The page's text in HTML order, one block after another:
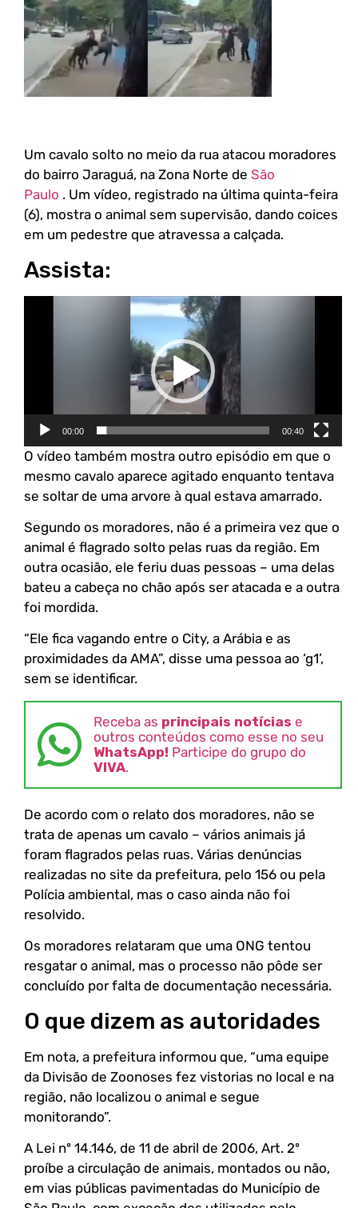
Um cavalo solto no meio da rua atacou moradores
do bairro Jaraguá, na Zona Norte de São
Paulo . Um vídeo, registrado na última quinta-feira
(6), mostra o animal sem supervisão, dando coices
em um pedestre que atravessa a calçada.
Assista:
00:00 00:40
O vídeo também mostra outro episódio em que o
mesmo cavalo aparece agitado enquanto tentava
se soltar de uma arvore à qual estava amarrado.
Segundo os moradores, não é a primeira vez que o
animal é flagrado solto pelas ruas da região. Em
outra ocasião, ele feriu duas pessoas – uma delas
bateu a cabeça no chão após ser atacada e a outra
foi mordida.
“Ele fica vagando entre o City, a Arábia e as
proximidades da AMA”, disse uma pessoa ao ‘g1’,
sem se identificar.
Receba as principais notícias e
outros conteúdos como esse no seu
WhatsApp! Participe do grupo do
VIVA.
De acordo com o relato dos moradores, não se
trata de apenas um cavalo – vários animais já
foram flagrados pelas ruas. Várias denúncias
realizadas no site da prefeitura, pelo 156 ou pela
Polícia ambiental, mas o caso ainda não foi
resolvido.
Os moradores relataram que uma ONG tentou
resgatar o animal, mas o processo não pôde ser
concluído por falta de documentação necessária.
O que dizem as autoridades
Em nota, a prefeitura informou que, “uma equipe
da Divisão de Zoonoses fez vistorias no local e na
região, não localizou o animal e segue
monitorando”.
A Lei nº 14.146, de 11 de abril de 2006, Art. 2º
proíbe a circulação de animais, montados ou não,
em vias públicas pavimentadas do Município de